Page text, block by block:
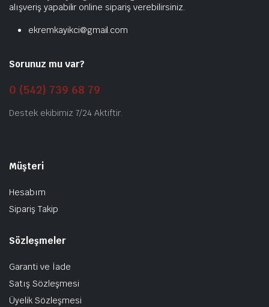
alışveriş yapabilir online sipariş verebilirsiniz.
ekremkayikci@gmail.com
Sorunuz mu var?
0 (542) 739 68 79
Destek ekibimiz 7/24 Aktiftir.
Müşteri
Hesabım
Sipariş Takip
Sözleşmeler
Garanti ve İade
Satış Sözleşmesi
Üyelik Sözleşmesi